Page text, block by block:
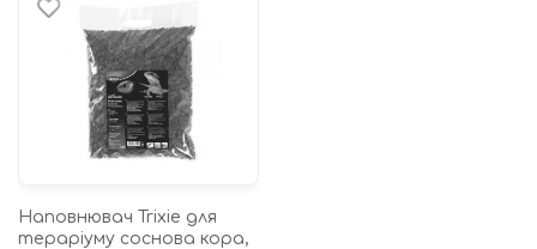
Наповнювач Trixie для
тераріуму соснова кора,